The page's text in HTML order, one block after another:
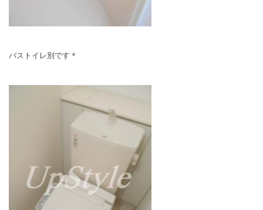
バストイレ別です＊